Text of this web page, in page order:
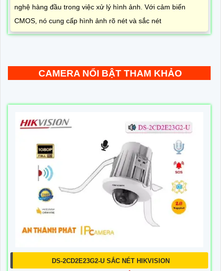
nghệ hàng đầu trong việc xử lý hình ảnh. Với cảm biến
CMOS, nó cung cấp hình ảnh rõ nét và sắc nét
CAMERA NỔI BẬT THAM KHẢO
DS-2CD2E23G2-U SẮC NÉT HIKVISION